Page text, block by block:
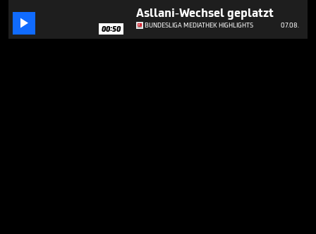
 00:50
Asllani-Wechsel geplatzt
BUNDESLIGA MEDIATHEK HIGHLIGHTS 07.08.